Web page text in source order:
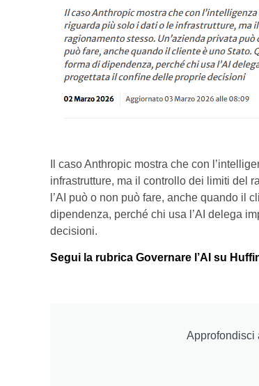
Il caso Anthropic mostra che con
infrastrutture, ma il controllo dei limiti del
l’AI può o non può fare, anche quando il
dipendenza, perché chi usa l’AI delega
decisioni.
Segui la rubrica Governare l’AI su
Approfondisci